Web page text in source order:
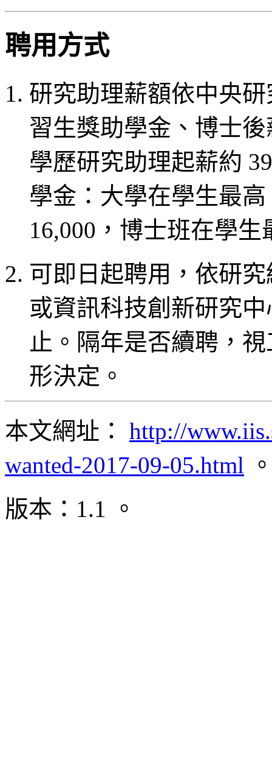
聘用方式
研究助理薪額依中央
習生獎助學金、博士
學歷研究助理起薪約
學金：大學在學生最
16,000，博士班在學生
可即日起聘用，依研
或資訊科技創新研究
止。隔年是否續聘，
形決定。
本文網址： http://
wanted-2017-09-05.html
版本：1.1 。